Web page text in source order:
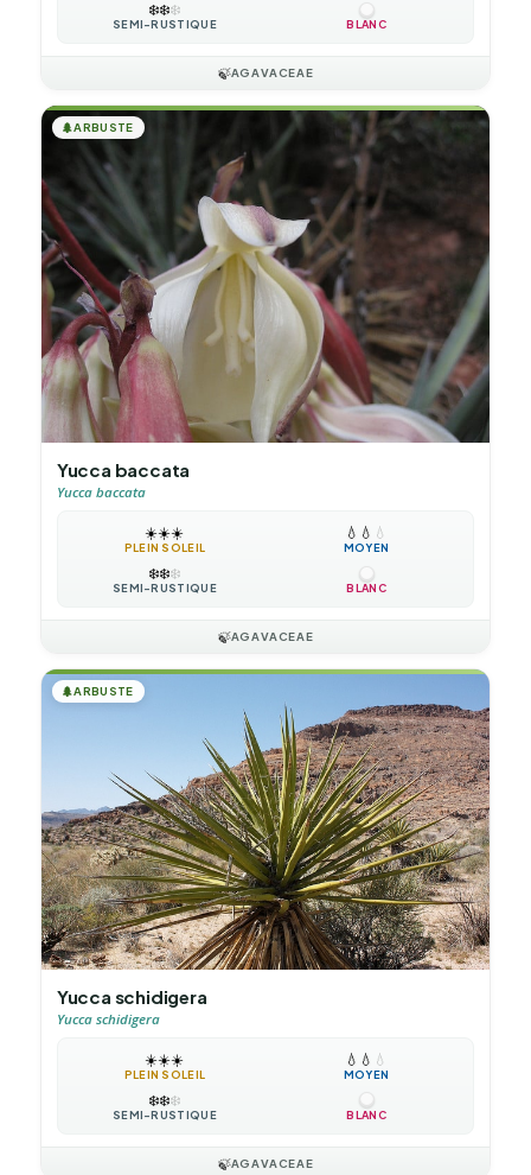
❄️❄️❄️
SEMI-RUSTIQUE BLANC
🍃AGAVACEAE
🌲ARBUSTE
Yucca baccata
Yucca baccata
☀️☀️☀️
PLEIN SOLEIL
💧 💧 💧
MOYEN
❄️❄️❄️
SEMI-RUSTIQUE BLANC
🍃AGAVACEAE
🌲ARBUSTE
Yucca schidigera
Yucca schidigera
☀️☀️☀️
PLEIN SOLEIL
💧 💧 💧
MOYEN
❄️❄️❄️
SEMI-RUSTIQUE BLANC
🍃AGAVACEAE